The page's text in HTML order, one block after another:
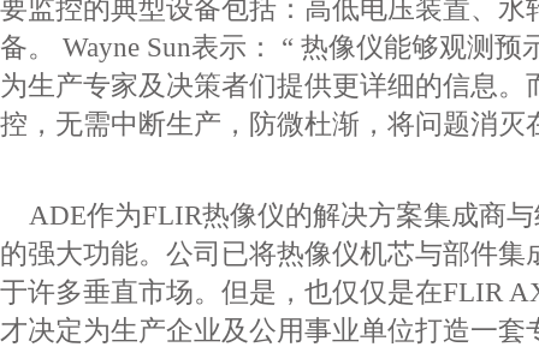
要监控的典型设备包括：高低电压装置、水
备。 Wayne Sun表示： “ 热像仪能够观测预
为生产专家及决策者们提供更详细的信息。
控，无需中断生产，防微杜渐，将问题消灭
ADE作为FLIR热像仪的解决方案集成商
的强大功能。公司已将热像仪机芯与部件集
于许多垂直市场。 但是，也仅仅是在FLIR
才决定为生产企业及公用事业单位打造一套